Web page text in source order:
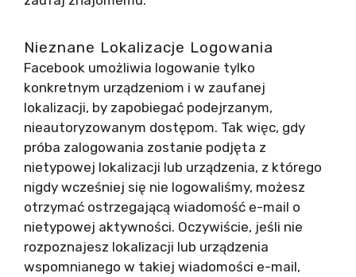
Nieznane Lokalizacje Logowania
Facebook umożliwia logowanie tylko
konkretnym urządzeniom i w zaufanej
lokalizacji, by zapobiegać podejrzanym,
nieautoryzowanym dostępom. Tak więc, gdy
próba zalogowania zostanie podjęta z
nietypowej lokalizacji lub urządzenia, z którego
nigdy wcześniej się nie logowaliśmy, możesz
otrzymać ostrzegającą wiadomość e-mail o
nietypowej aktywności. Oczywiście, jeśli nie
rozpoznajesz lokalizacji lub urządzenia
wspomnianego w takiej wiadomości e-mail,